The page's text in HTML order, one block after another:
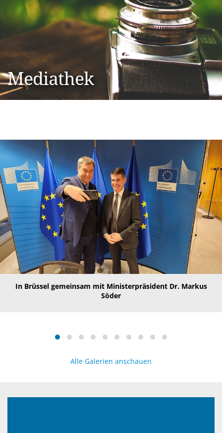
Mediathek
In Brüssel gemeinsam mit Ministerpräsident Dr. Markus
Söder
Alle Galerien anschauen